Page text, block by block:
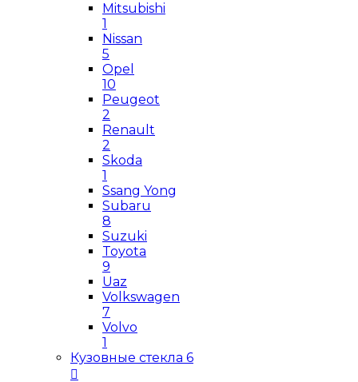
Mitsubishi
1
Nissan
5
Opel
10
Peugeot
2
Renault
2
Skoda
1
Ssang Yong
Subaru
8
Suzuki
Toyota
9
Uaz
Volkswagen
7
Volvo
1
Кузовные стекла 6